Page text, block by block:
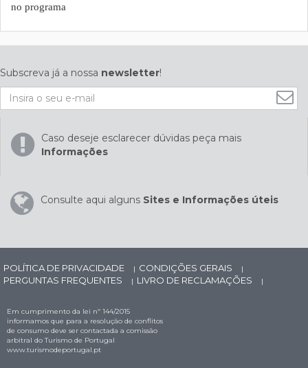
no programa
Subscreva já a nossa newsletter!
Caso deseje esclarecer dúvidas peça mais
Informações
Consulte aqui alguns Sites e Informações úteis
POLÍTICA DE PRIVACIDADE | CONDIÇÕES GERAIS |
PERGUNTAS FREQUENTES | LIVRO DE RECLAMAÇÕES |
Em cumprimento da lei nº 144/2015
informamos que para a resolução de conflitos
de consumo deve ser contactada a comissão
arbitral do Turismo de Portugal
www.turismodeportugal.pt